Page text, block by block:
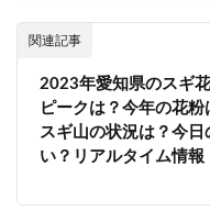
関連記事
2023年愛知県のスギ
ピークは？今年の花
スギ山の状況は？今日
い？リアルタイム情報